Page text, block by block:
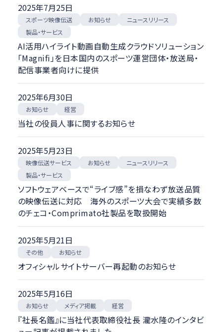
2025年7月25日
スポーツ映像伝送 お知らせ ニュースリリース
製品・サービス
AI活用ハイライト動画自動生成クラウドソリューション
「Magnifi」を日本国内のスポーツ運営団体・放送局・
配信事業者向けに提供
2025年6月30日
お知らせ 経営
当社の役員人事に関するお知らせ
2025年5月23日
映像伝送サービス お知らせ ニュースリリース
製品・サービス
ソフトウェアベースで“ライブ感”を損なわず放送品質
の映像伝送に対応 海外のスポーツ大会で実績多数
のチェコ・Comprimato社製品を取扱開始
2025年5月21日
その他 お知らせ
オフィシャルサイトサーバー再起動のお知らせ
2025年5月16日
お知らせ メディア掲載 経営
『社長名鑑』に当社代表取締役社長 瀧水隆のインタビ